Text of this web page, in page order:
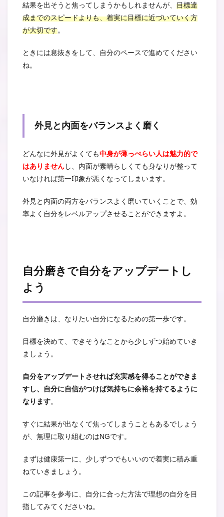
結果を出そうと焦ってしまうかもしれませんが、 目標達
成までのスピードよりも、着実に目標に近づいていく方
が大切です。
ときには息抜きをして、自分のペースで進めてください
ね。
外見と内面をバランスよく磨く
どんなに外見がよくても中身が薄っぺらい人は魅力的で
はありませんし、内面が素晴らしくても身なりが整って
いなければ第一印象が悪くなってしまいます。
外見と内面の両方をバランスよく磨いていくことで、効
率よく自分をレベルアップさせることができますよ。
自分磨きで自分をアップデートし
よう
自分磨きは、なりたい自分になるための第一歩です。
目標を決めて、できそうなことから少しずつ始めていき
ましょう。
自分をアップデートさせれば充実感を得ることができま
すし、自分に自信がつけば気持ちに余裕を持てるように
なります。
すぐに結果が出なくて焦ってしまうこともあるでしょう
が、無理に取り組むのはNGです。
まずは健康第一に、少しずつでもいいので着実に積み重
ねていきましょう。
この記事を参考に、自分に合った方法で理想の自分を目
指してみてくださいね。